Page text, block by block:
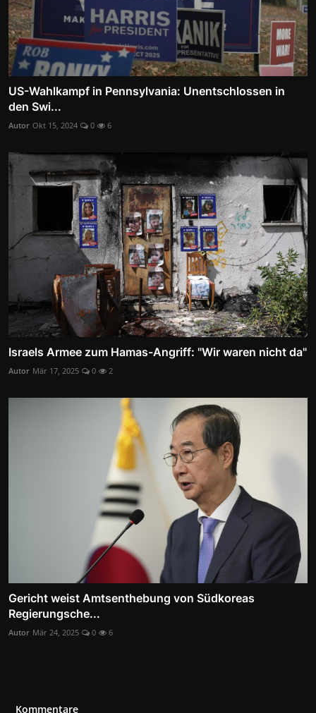
US-Wahlkampf in Pennsylvania: Unentschlossen in
den Swi...
Autor Okt 15, 2024 0 6
Israels Armee zum Hamas-Angriff: "Wir waren nicht da"
Autor Mär 17, 2025 0 2
Gericht weist Amtsenthebung von Südkoreas
Regierungsche...
Autor Mär 24, 2025 0 6
Kommentare